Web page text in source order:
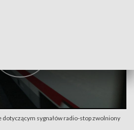
sygnałów radio-stop zwolniony